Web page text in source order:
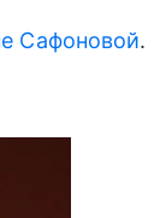
Сафоновой.